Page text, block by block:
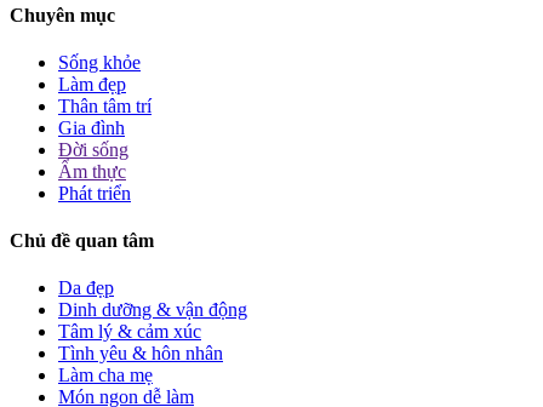
Chuyên mục
Sống khỏe
Làm đẹp
Thân tâm trí
Gia đình
Đời sống
Ẩm thực
Phát triển
Chủ đề quan tâm
Da đẹp
Dinh dưỡng & vận động
Tâm lý & cảm xúc
Tình yêu & hôn nhân
Làm cha mẹ
Món ngon dễ làm